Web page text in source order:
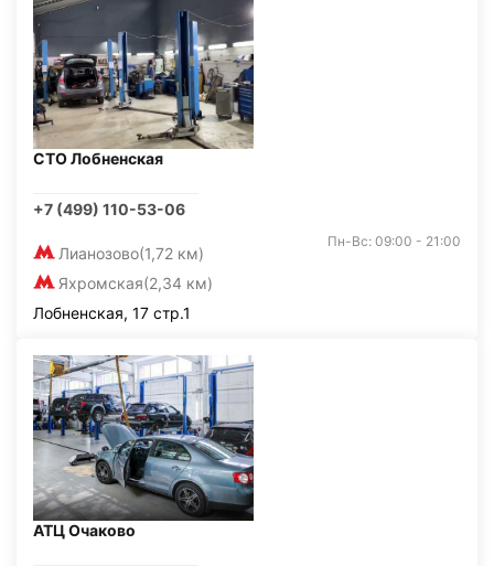
СТО Лобненская
+7 (499) 110-53-06
Лианозово(1,72 км)
Яхромская(2,34 км)
Пн-Вс: 09:00 - 21:00
Лобненская, 17 стр.1
АТЦ Очаково